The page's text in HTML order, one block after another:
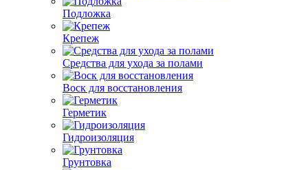
Подложка
Крепеж
Средства для ухода за полами
Воск для восстановления
Герметик
Гидроизоляция
Грунтовка